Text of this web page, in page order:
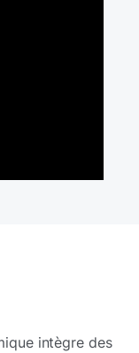
intègre des